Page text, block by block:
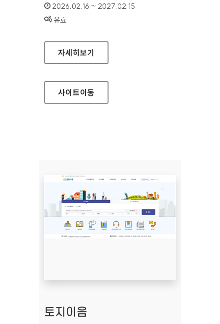
인증기간 :
2026.02.16 ~ 2027.02.15
상태 :
유효
금융규제·법령해석포털
자세히보기
사이트이동
토지이음